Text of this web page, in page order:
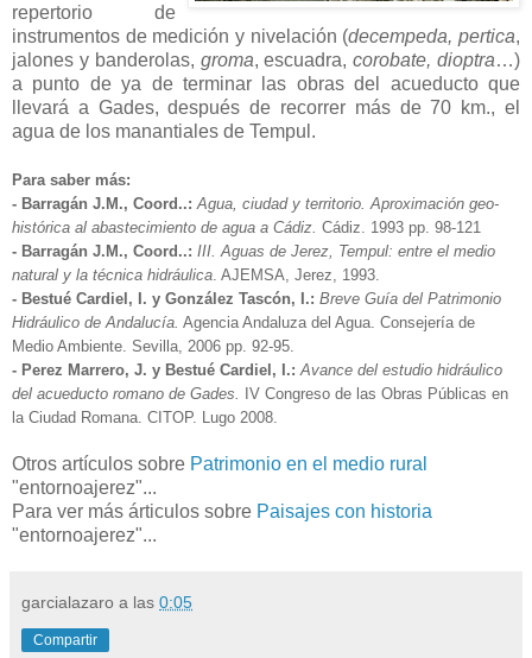
repertorio de
instrumentos de medición y nivelación (decempeda, pertica,
jalones y banderolas, groma, escuadra,corobate, dioptra…)
a punto de ya de terminar las obras del acueducto que
llevará a Gades, después de recorrer más de 70 km., el
agua de los manantiales de Tempul.
Para saber más:
- Barragán J.M., Coord..: Agua, ciudad y territorio. Aproximación geo-
histórica al abastecimiento de agua a Cádiz. Cádiz. 1993 pp. 98-121
- Barragán J.M., Coord..: III. Aguas de Jerez, Tempul: entre el medio
natural y la técnica hidráulica . AJEMSA, Jerez, 1993.
- Bestué Cardiel, I. y González Tascón, I.: Breve Guía del Patrimonio
Hidráulico de Andalucía. Agencia Andaluza del Agua. Consejería de
Medio Ambiente. Sevilla, 2006 pp. 92-95.
- Perez Marrero, J. y Bestué Cardiel, I.: Avance del estudio hidráulico
del acueducto romano de Gades.
IV Congreso de las Obras Públicas en
la Ciudad Romana. CITOP. Lugo 2008.
Otros artículos sobre Patrimonio en el medio rural
"entornoajerez"...
Para ver más árticulos sobre Paisajes con historia
"entornoajerez"...
garcialazaro a las 0:05
Compartir